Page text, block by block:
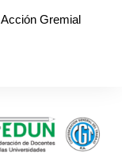
Acción Gremial